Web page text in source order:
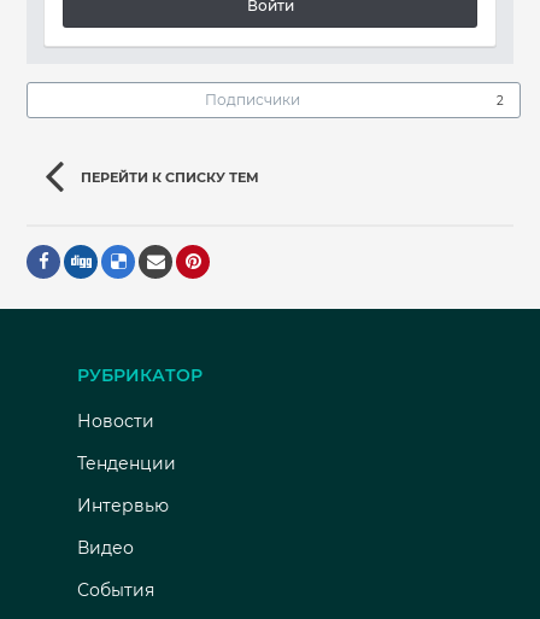
Войти
Подписчики 2
ПЕРЕЙТИ К СПИСКУ ТЕМ
РУБРИКАТОР
Новости
Тенденции
Интервью
Видео
События